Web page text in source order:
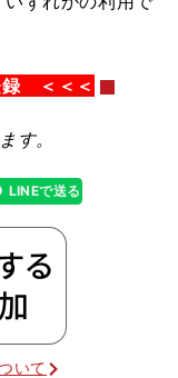
＜＜＜
す。
LINEで送る
いて